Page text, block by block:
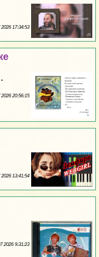
2026 17:34:53
2026 20:56:15
2026 13:41:54
2026 9:31:23